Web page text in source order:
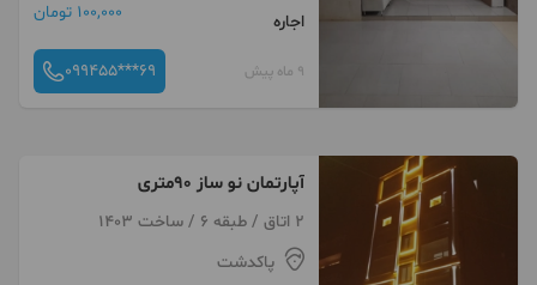
اجاره
100,000 تومان
9 ماه پیش 099455***69
آپارتمان نو ساز ۹۰متری
2 اتاق / طبقه 6 / ساخت 1403
پاکدشت